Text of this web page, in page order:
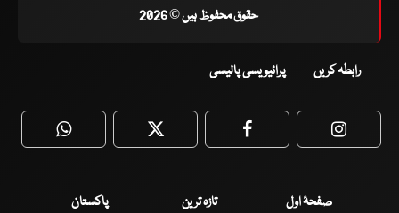
حقوق محفوظ ہیں © 2026
رابطہ کریں پرائیویسی پالیسی
WhatsApp Twitter Facebook
صفحۂ اول تازہ ترین
پاکستان